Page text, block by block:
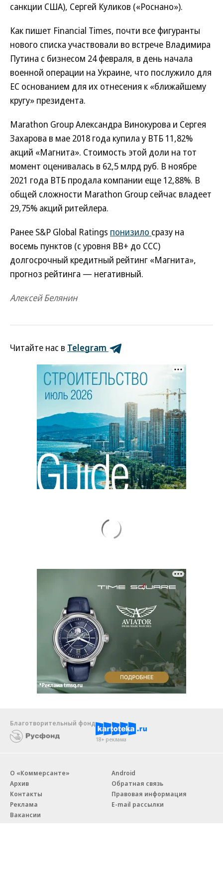
санкции США), Сергей Куликов («Роснано»).
Как пишет Financial Times, почти все фигуранты
нового списка участвовали во встрече Владимира
Путина с бизнесом 24 февраля, в день начала
военной операции на Украине, что послужило для
ЕС основанием для их отнесения к «ближайшему
кругу» президента.
Marathon Group Александра Винокурова и Сергея
Захарова в мае 2018 года купила у ВТБ 11,82%
акций «Магнита». Стоимость этой доли на тот
момент оценивалась в 62,5 млрд руб. В ноябре
2021 года ВТБ продала компании еще 12,88%. В
общей сложности Marathon Group сейчас владеет
29,75% акций ритейлера.
Ранее S&P Global Ratings понизило сразу на
восемь пунктов (с уровня BB+ до ССС)
долгосрочный кредитный рейтинг «Магнита»,
прогноз рейтинга — негативный.
Алексей Белянин
Читайте нас в Telegram
Благотворительный фонд
18+ реклама
О «Коммерсанте»
Архив
Контакты
Реклама
Вакансии
Android
Обратная связь
Правовая информация
E-mail рассылки